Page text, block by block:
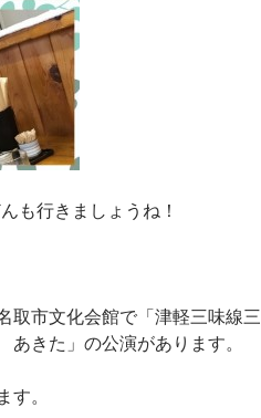
も行きましょうね！
取市文化会館で「津軽三味線三
きた」の公演があります。
す。